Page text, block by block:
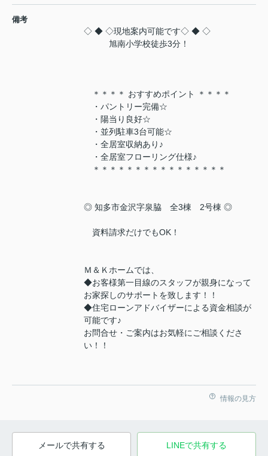
備考
◇ ◆ ◇現地案内可能です◇ ◆ ◇
旭南小学校徒歩3分！
＊＊＊＊ おすすめポイント ＊＊＊＊
・パントリー完備☆
・陽当り良好☆
・並列駐車3台可能☆
・全居室収納あり♪
・全居室フローリング仕様♪
＊＊＊＊＊＊＊＊＊＊＊＊＊＊＊＊
◎ 知多市金沢字泉脇 全3棟 2号棟 ◎
資料請求だけでもOK！
Ｍ＆Ｋホームでは、
◆お客様第一目線のスタッフが親身になって
お家探しのサポートを致します！！
◆住宅ローンアドバイザーによる資金相談が
可能です♪
お問合せ・ご案内はお気軽にご相談くださ
い！！
情報の見方
メールで共有する LINEで共有する